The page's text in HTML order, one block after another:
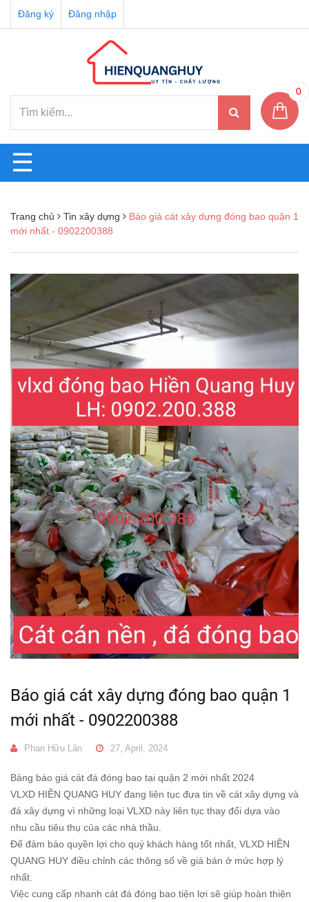
Đăng ký Đăng nhập
0
☰
Trang chủ Tin xây dựng
Báo giá cát xây dựng đóng bao quận 1
mới nhất - 0902200388
Báo giá cát xây dựng đóng bao quận 1
mới nhất - 0902200388
Phan Hữu Lân 27, April, 2024
Bảng báo giá cát đá đóng bao tại quận 2 mới nhất 2024
VLXD HIỀN QUANG HUY đang liên tục đưa tin về cát xây dựng và
đá xây dựng vì những loại VLXD này liên tục thay đổi dựa vào
nhu cầu tiêu thụ của các nhà thầu.
Để đảm bảo quyền lợi cho quý khách hàng tốt nhất, VLXD HIỀN
QUANG HUY điều chỉnh các thông số về giá bán ở mức hợp lý
nhất.
Việc cung cấp nhanh cát đá đóng bao tiện lợi sẽ giúp hoàn thiện